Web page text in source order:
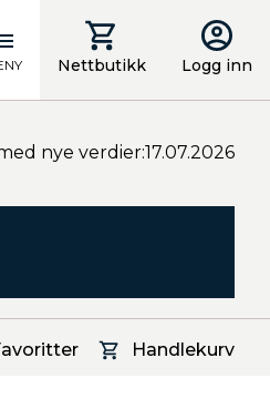
Nettbutikk Logg inn
nye verdier:17.07.2026
Handlekurv